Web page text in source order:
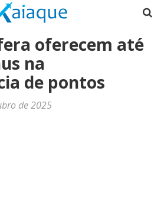
oferecem até
na
de pontos
de 2025